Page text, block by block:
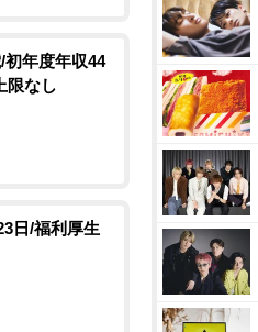
初年度年収44
限なし
日/福利厚生